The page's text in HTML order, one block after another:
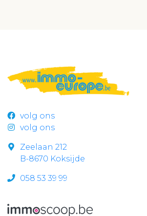
volg ons
volg ons
Zeelaan 212
B-8670 Koksijde
058 53 39 99